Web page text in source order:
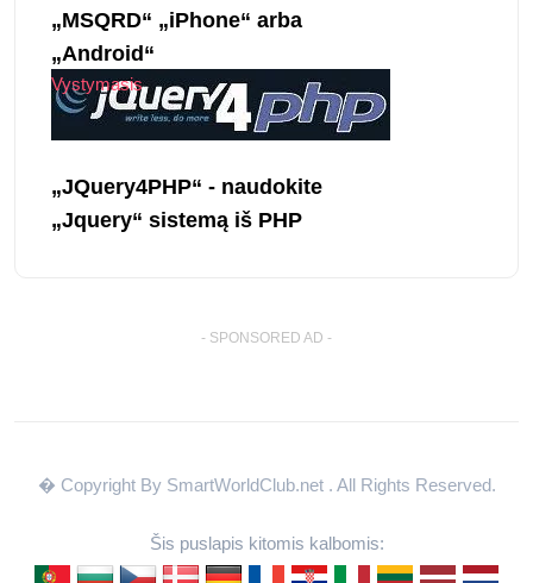
„MSQRD“ „iPhone“ arba
„Android“
Vystymasis
„JQuery4PHP“ - naudokite
„Jquery“ sistemą iš PHP
- SPONSORED AD -
� Copyright By SmartWorldClub.net . All Rights Reserved.
Šis puslapis kitomis kalbomis: